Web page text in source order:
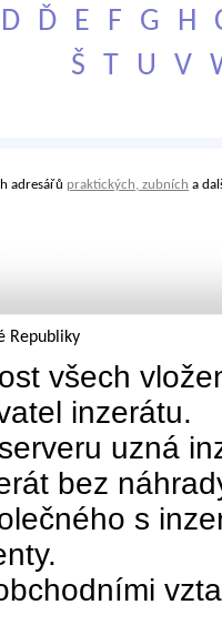
D Ď E F G H
Š
T U V
adresářů praktických, zubních a
Republiky
všech
inzerátu.
uzná
bez
s